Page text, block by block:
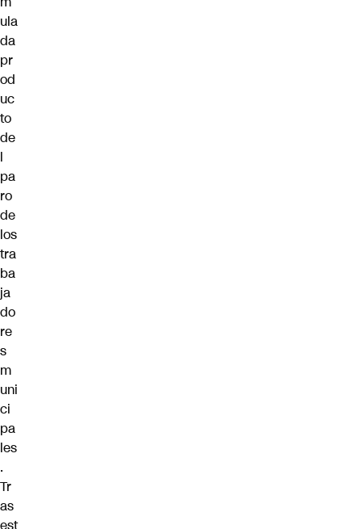
ula
da
pr
od
uc
to
de
l
pa
ro
de
los
tra
ba
ja
do
re
s
m
uni
ci
pa
les
.
Tr
as
est